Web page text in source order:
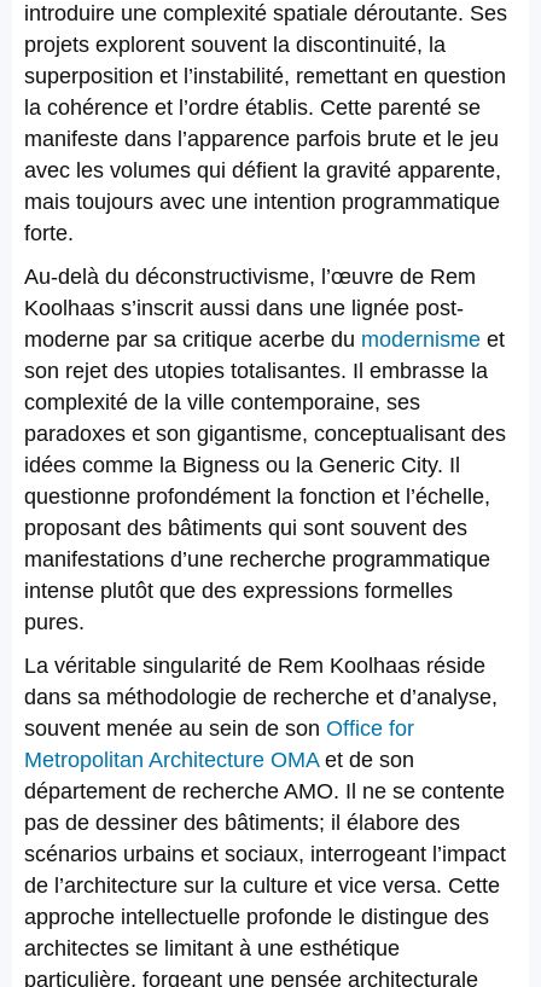
introduire une complexité spatiale déroutante. Ses
projets explorent souvent la discontinuité, la
superposition et l’instabilité, remettant en question
la cohérence et l’ordre établis. Cette parenté se
manifeste dans l’apparence parfois brute et le jeu
avec les volumes qui défient la gravité apparente,
mais toujours avec une intention programmatique
forte.
Au-delà du déconstructivisme, l’œuvre de Rem
Koolhaas s’inscrit aussi dans une lignée post-
moderne par sa critique acerbe du modernisme et
son rejet des utopies totalisantes. Il embrasse la
complexité de la ville contemporaine, ses
paradoxes et son gigantisme, conceptualisant des
idées comme la Bigness ou la Generic City. Il
questionne profondément la fonction et l’échelle,
proposant des bâtiments qui sont souvent des
manifestations d’une recherche programmatique
intense plutôt que des expressions formelles
pures.
La véritable singularité de Rem Koolhaas réside
dans sa méthodologie de recherche et d’analyse,
souvent menée au sein de son Office for
Metropolitan Architecture OMAet de son
département de recherche AMO. Il ne se contente
pas de dessiner des bâtiments; il élabore des
scénarios urbains et sociaux, interrogeant l’impact
de l’architecture sur la culture et vice versa. Cette
approche intellectuelle profonde le distingue des
architectes se limitant à une esthétique
particulière, forgeant une pensée architecturale